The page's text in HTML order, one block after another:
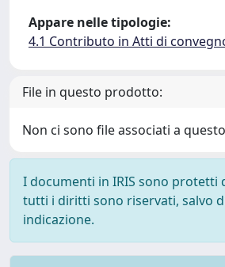
Appare nelle tipologie:
4.1 Contributo in Atti di
File in questo prodotto:
Non ci sono file associati a
I documenti in IRIS sono protetti
tutti i diritti sono riservati, salvo
indicazione.